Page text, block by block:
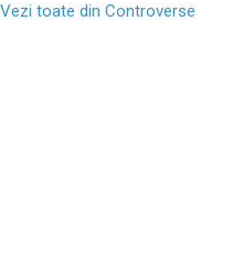
Vezi toate din Controverse